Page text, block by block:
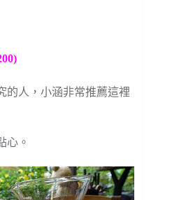
的人，小涵非常推薦這裡
心。